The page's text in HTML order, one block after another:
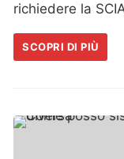
richiedere la
SCOPRI DI PIÙ